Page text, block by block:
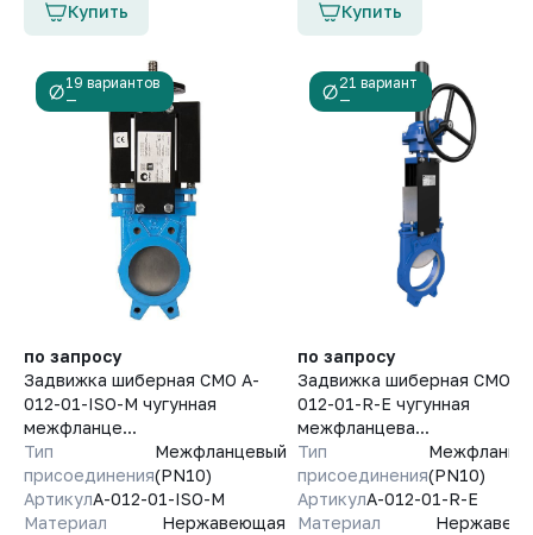
Купить Купить
19 вариантов
—
по запросу
Задвижка шиберная СМО A-
012-01-ISO-М чугунная
межфланце...
Тип
присоединения
Межфланцевый
(PN10)
АртикулA-012-01-ISO-М
Материал
Нержавеющая
21 вариант
—
по запросу
Задвижка шиберная СМО A-
012-01-R-E чугунная
межфланцева...
Тип
присоединения(PN10)
АртикулA-012-01-R-E
Материал